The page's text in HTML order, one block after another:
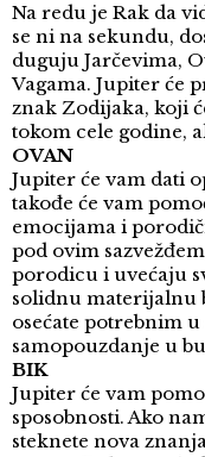
Na redu je Rak da
se ni na sekundu,
duguju Jarčevima,
Vagama. Jupiter će
znak Zodijaka, koji
tokom cele godine,
OVAN
Jupiter će vam dati
takođe će vam
emocijama i
pod ovim
porodicu i uvećaju
solidnu materijalnu
osećate potrebnim
samopouzdanje u
BIK
Jupiter će vam
sposobnosti. Ako
steknete nova